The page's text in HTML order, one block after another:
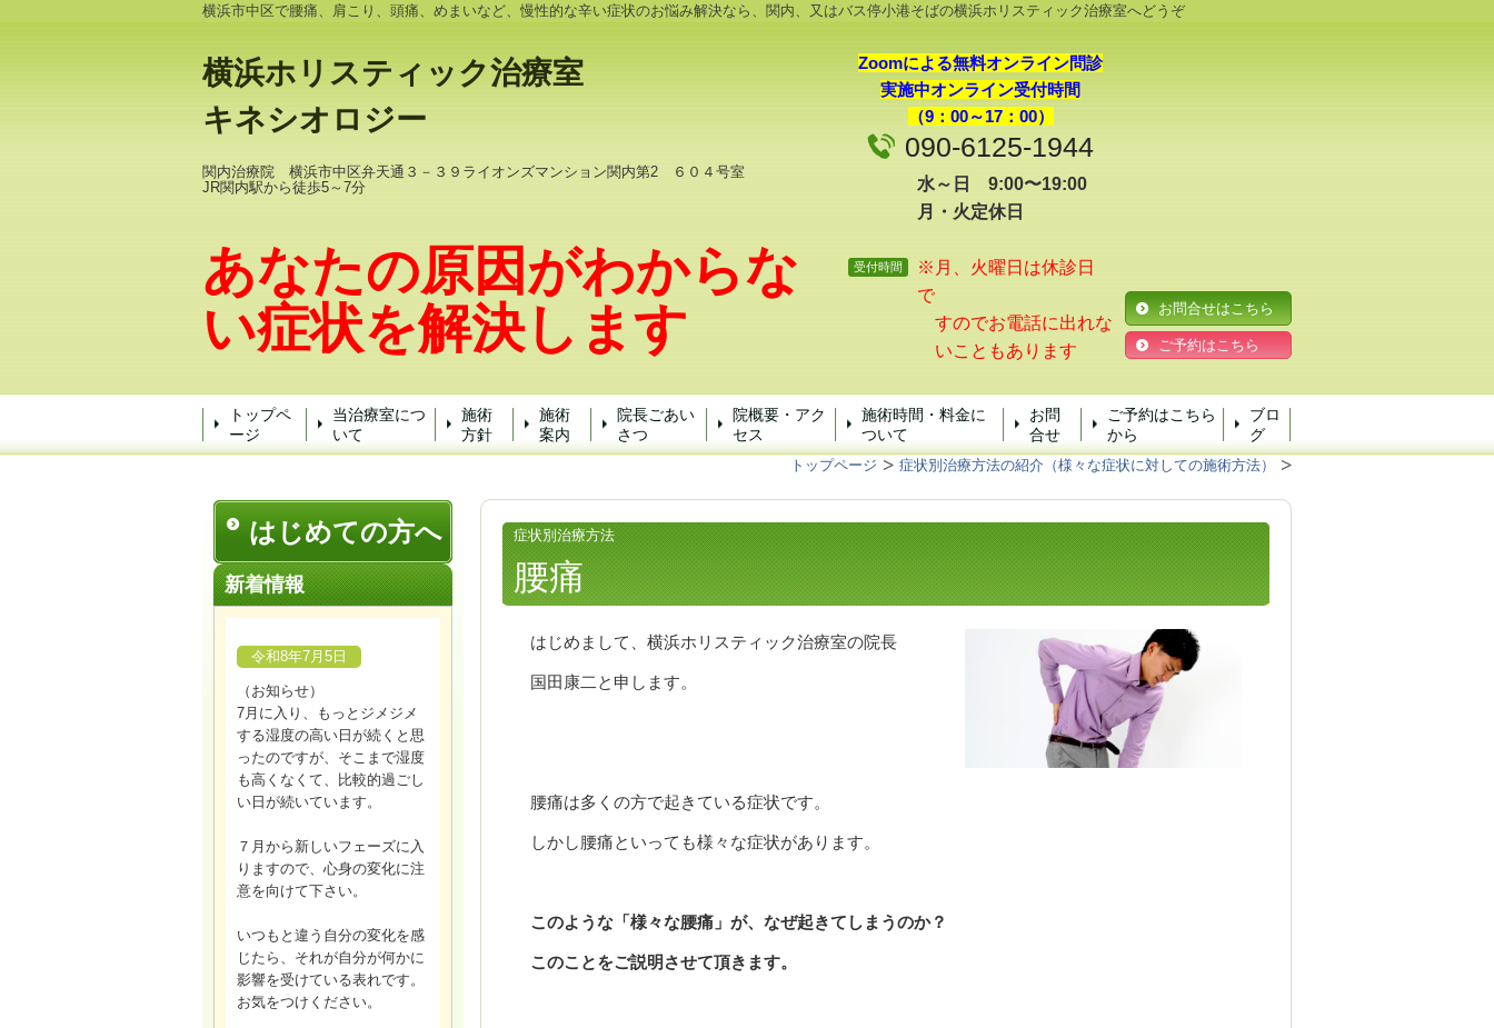
横浜市中区で腰痛、肩こり、頭痛、めまいなど、慢性的な辛い症状のお悩み解決なら、関内、又はバス停小港そばの横浜ホリスティック治療室へどうぞ
横浜ホリスティック治療室
キネシオロジー
関内治療院 横浜市中区弁天通３－３９ライオンズマンション関内第2 ６０４号室
JR関内駅から徒歩5～7分
あなたの原因がわからな
い症状を解決します
Zoomによる無料オンライン問診
実施中オンライン受付時間
（9：00～17：00）
090-6125-1944
受付時間
水～日 9:00〜19:00
月・火定休日
※月、火曜日は休診日
で
すのでお電話に出れな
いこともあります
お問合せはこちら
ご予約はこちら
トップペ
ージ
当治療室につ
いて
施術
方針
施術
案内
院長ごあい
さつ
院概要・アク
セス
施術時間・料金に
ついて
お問
合せ
ご予約はこちら
から
ブロ
グ
トップページ 症状別治療方法の紹介（様々な症状に対しての施術方法）
症状別治療方法
腰痛
はじめまして、横浜ホリスティック治療室の院長
国田康二と申します。
腰痛は多くの方で起きている症状です。
しかし腰痛といっても様々な症状があります。
このような「様々な腰痛」が、なぜ起きてしまうのか？
このことをご説明させて頂きます。
はじめての方へ
新着情報
令和8年7月5日
（お知らせ）
7月に入り、もっとジメジメ
する湿度の高い日が続くと思
ったのですが、そこまで湿度
も高くなくて、比較的過ごし
い日が続いています。
７月から新しいフェーズに入
りますので、心身の変化に注
意を向けて下さい。
いつもと違う自分の変化を感
じたら、それが自分が何かに
影響を受けている表れです。
お気をつけください。